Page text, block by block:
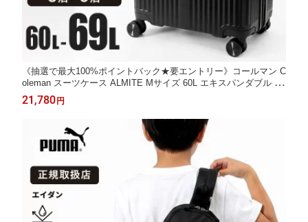
《抽選で最大100%ポイントバック★要エントリー》コールマン C
oleman スーツケース ALMITE Mサイズ 60L エキスパンダブル 容
量拡張機能付き キャリーケース 4輪 4泊 5泊 出張 旅行 国内旅行
海外旅行 各色 01470 | ブランド [正規取扱店]
21,780 円